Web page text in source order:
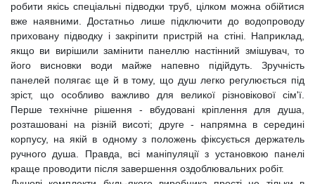
робити якісь спеціальні підводки труб, цілком можна обійтися
вже наявними. Достатньо лише підключити до водопроводу
приховану підводку і закріпити пристрій на стіні. Наприклад,
якщо ви вирішили замінити панеллю настінний змішувач, то
його висновки води майже напевно підійдуть. Зручність
панелей полягає ще й в тому, що душ легко регулюється під
зріст, що особливо важливо для великої різновікової сім'ї.
Перше технічне рішення - вбудовані кріплення для душа,
розташовані на різній висоті; друге - напрямна в середині
корпусу, на якій в одному з положень фіксується держатель
ручного душа. Правда, всі маніпуляції з установкою панелі
краще проводити після завершення оздоблювальних робіт.